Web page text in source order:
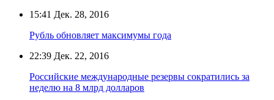
15:41 Дек. 28, 2016
Рубль обновляет максимумы года
22:39 Дек. 22, 2016
Российские международные резервы сократились за
неделю на 8 млрд долларов